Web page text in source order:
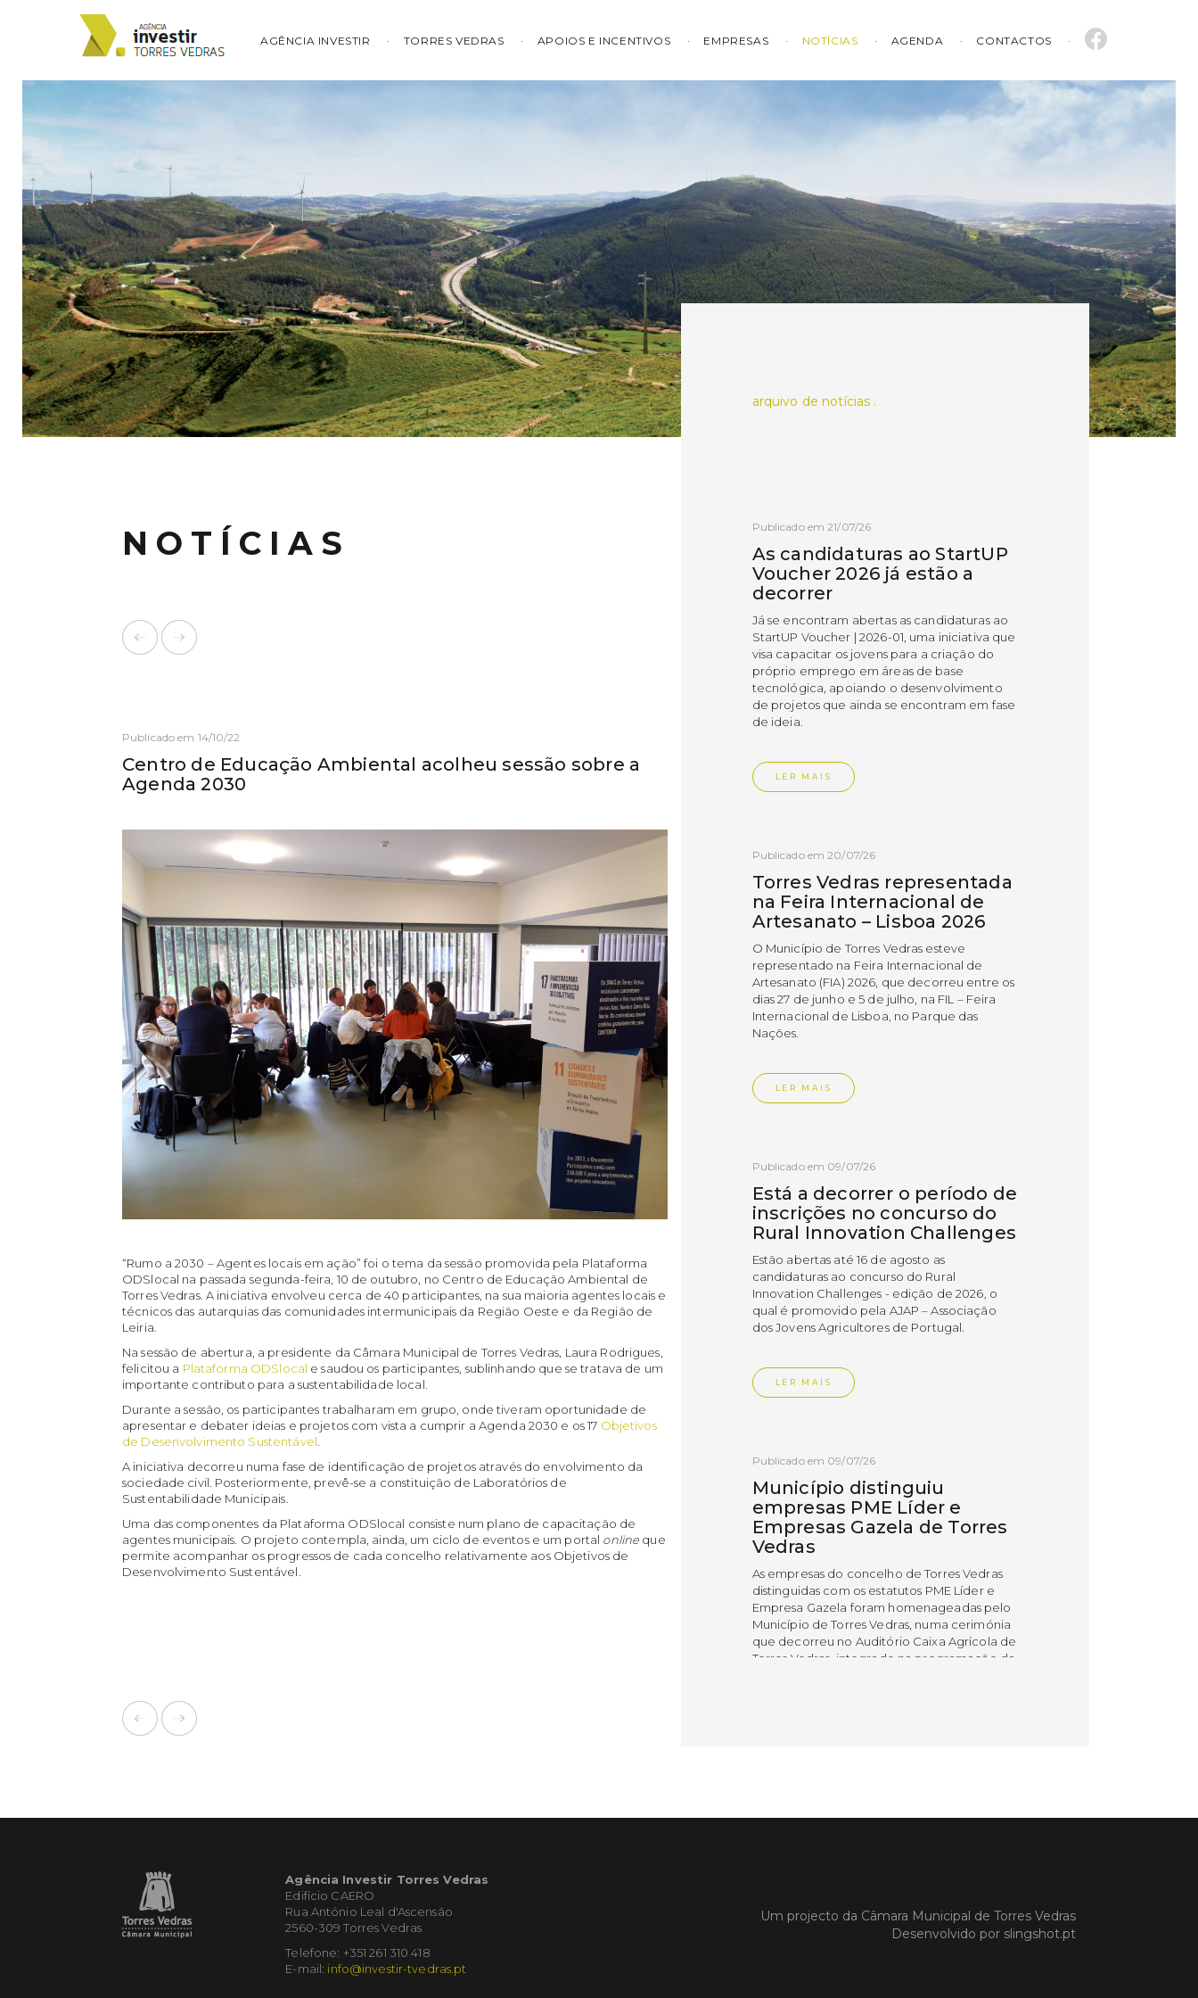
AGÊNCIA INVESTIR TORRES VEDRAS APOIOS E INCENTIVOS EMPRESAS NOTÍCIAS AGENDA CONTACTOS
NOTÍCIAS
Publicado em 14/10/22
Centro de Educação Ambiental acolheu sessão sobre a
Agenda 2030
“Rumo a 2030 – Agentes locais em ação” foi o tema da sessão promovida pela Plataforma
ODSlocal na passada segunda-feira, 10 de outubro, no Centro de Educação Ambiental de
Torres Vedras. A iniciativa envolveu cerca de 40 participantes, na sua maioria agentes locais e
técnicos das autarquias das comunidades intermunicipais da Região Oeste e da Região de
Leiria.
Na sessão de abertura, a presidente da Câmara Municipal de Torres Vedras, Laura Rodrigues,
felicitou a Plataforma ODSlocal e saudou os participantes, sublinhando que se tratava de um
importante contributo para a sustentabilidade local.
Durante a sessão, os participantes trabalharam em grupo, onde tiveram oportunidade de
apresentar e debater ideias e projetos com vista a cumprir a Agenda 2030 e os 17 Objetivos
de Desenvolvimento Sustentável
A iniciativa decorreu numa fase de identificação de projetos através do envolvimento da
sociedade civil. Posteriormente, prevê-se a constituição de Laboratórios de
Sustentabilidade Municipais.
Uma das componentes da Plataforma ODSlocal consiste num plano de capacitação de
agentes municipais. O projeto contempla, ainda, um ciclo de eventos e um portal online que
permite acompanhar os progressos de cada concelho relativamente aos Objetivos de
Desenvolvimento Sustentável.
arquivo de notícias .
Publicado em 21/07/26
As candidaturas ao StartUP
Voucher 2026 já estão a
decorrer
Já se encontram abertas as candidaturas ao
StartUP Voucher | 2026-01, uma iniciativa que
visa capacitar os jovens para a criação do
próprio emprego em áreas de base
tecnológica, apoiando o desenvolvimento
de projetos que ainda se encontram em fase
de ideia.
LER MAIS
Publicado em 20/07/26
Torres Vedras representada
na Feira Internacional de
Artesanato – Lisboa 2026
O Município de Torres Vedras esteve
representado na Feira Internacional de
Artesanato (FIA) 2026, que decorreu entre os
dias 27 de junho e 5 de julho, na FIL – Feira
Internacional de Lisboa, no Parque das
Nações.
LER MAIS
Publicado em 09/07/26
Está a decorrer o período de
inscrições no concurso do
Rural Innovation Challenges
Estão abertas até 16 de agosto as
candidaturas ao concurso do Rural
Innovation Challenges - edição de 2026, o
qual é promovido pela AJAP – Associação
dos Jovens Agricultores de Portugal.
LER MAIS
Publicado em 09/07/26
Município distinguiu
empresas PME Líder e
Empresas Gazela de Torres
Vedras
As empresas do concelho de Torres Vedras
distinguidas com os estatutos PME Líder e
Empresa Gazela foram homenageadas pelo
Município de Torres Vedras, numa cerimónia
que decorreu no Auditório Caixa Agrícola de
Torres Vedras, integrado na programação da
Um memorando de entendimento entre o
Município e a Oeiras Valley Investment
Agência Investir Torres Vedras
Edifício CAERO
Rua António Leal d'Ascensão
2560-309 Torres Vedras
Telefone: +351 261 310 418
E-mail: info@investir-tvedras.pt
Um projecto da Câmara Municipal de Torres Vedras
Desenvolvido por slingshot.pt